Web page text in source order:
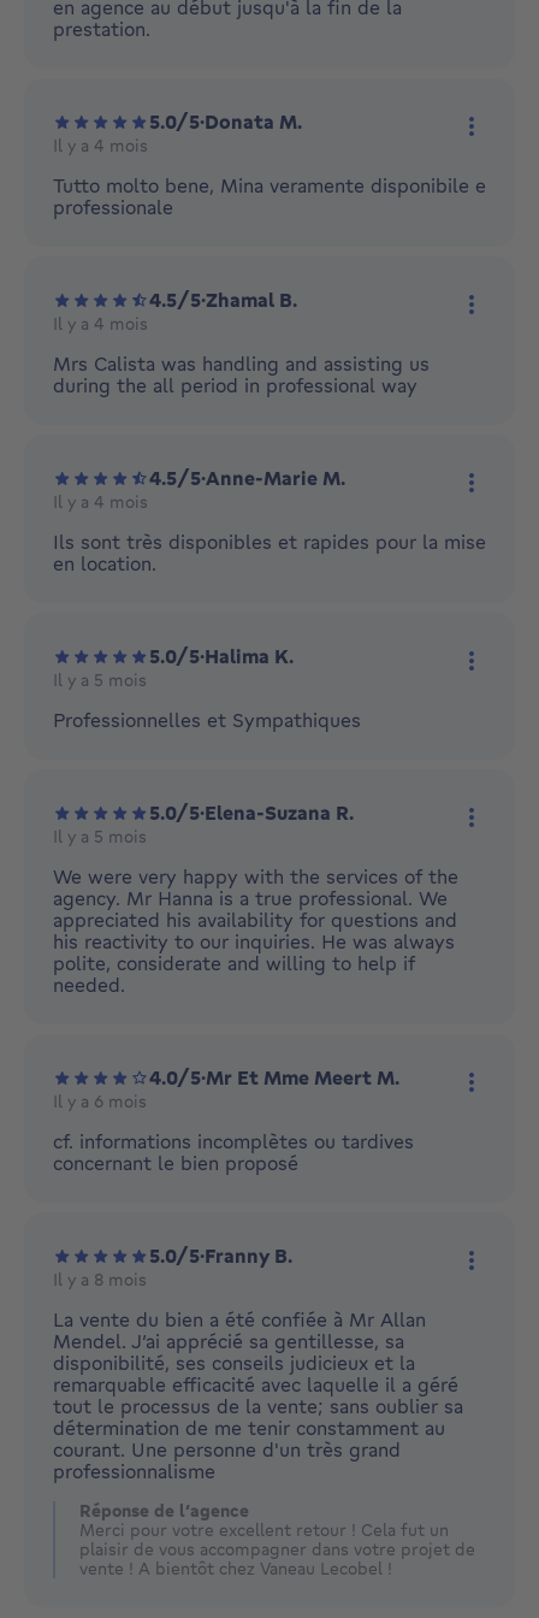
en agence au début jusqu'à la fin de la
prestation.
5.0/5·Donata M.
Il y a 4 mois
Tutto molto bene, Mina veramente disponibile e
professionale
4.5/5·Zhamal B.
Il y a 4 mois
Mrs Calista was handling and assisting us
during the all period in professional way
4.5/5·Anne-Marie M.
Il y a 4 mois
Ils sont très disponibles et rapides pour la mise
en location.
5.0/5·Halima K.
Il y a 5 mois
Professionnelles et Sympathiques
5.0/5·Elena-Suzana R.
Il y a 5 mois
We were very happy with the services of the
agency. Mr Hanna is a true professional. We
appreciated his availability for questions and
his reactivity to our inquiries. He was always
polite, considerate and willing to help if
needed.
4.0/5·Mr Et Mme Meert M.
Il y a 6 mois
cf. informations incomplètes ou tardives
concernant le bien proposé
5.0/5·Franny B.
Il y a 8 mois
La vente du bien a été confiée à Mr Allan
Mendel. J’ai apprécié sa gentillesse, sa
disponibilité, ses conseils judicieux et la
remarquable efficacité avec laquelle il a géré
tout le processus de la vente; sans oublier sa
détermination de me tenir constamment au
courant. Une personne d'un très grand
professionnalisme
Réponse de l’agence
Merci pour votre excellent retour ! Cela fut un
plaisir de vous accompagner dans votre projet de
vente ! A bientôt chez Vaneau Lecobel !